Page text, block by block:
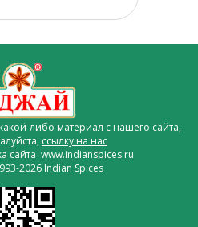
либо материал с нашего сайта,
ссылку на нас
сайта www.indianspices.ru
2026 Indian Spices